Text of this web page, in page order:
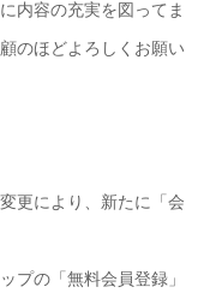
内容の充実を図ってま
のほどよろしくお願い
更により、新たに「会
プの「無料会員登録」